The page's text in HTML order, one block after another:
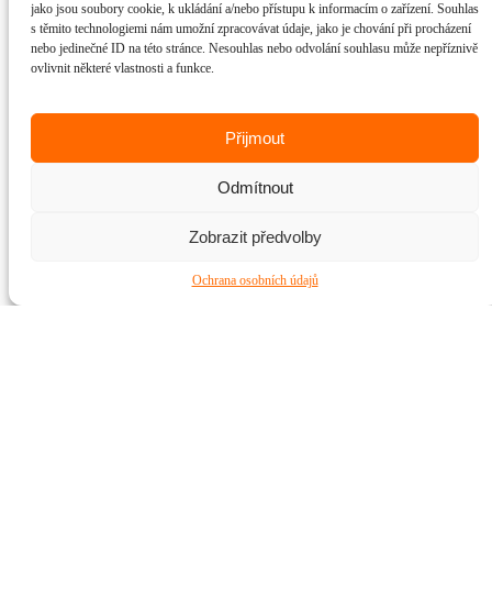
jako jsou soubory cookie, k ukládání a/nebo přístupu k informacím o zařízení. Souhlas
s těmito technologiemi nám umožní zpracovávat údaje, jako je chování při procházení
nebo jedinečné ID na této stránce. Nesouhlas nebo odvolání souhlasu může nepříznivě
ovlivnit některé vlastnosti a funkce.
Přijmout
Odmítnout
Zobrazit předvolby
Ochrana osobních údajů